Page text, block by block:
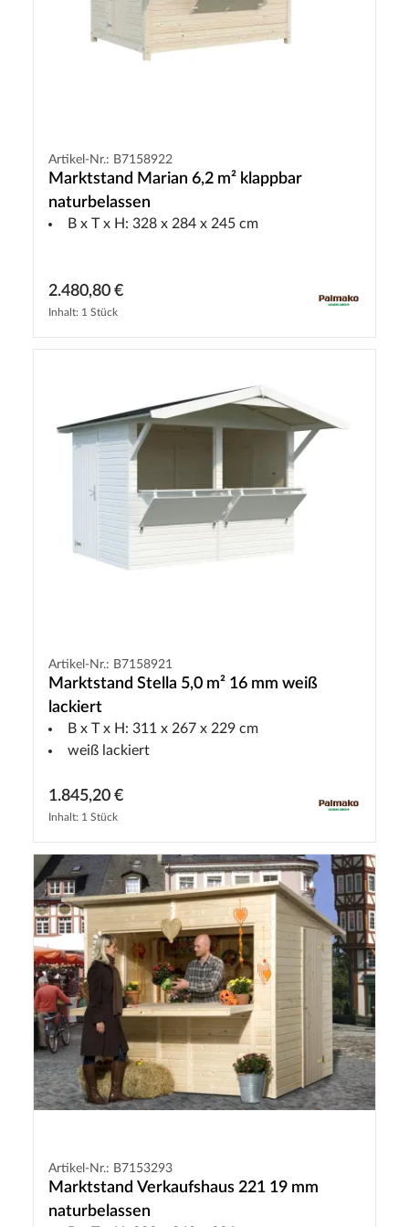
Artikel-Nr.: B7158922
Marktstand Marian 6,2 m² klappbar
naturbelassen
B x T x H: 328 x 284 x 245 cm
2.480,80 €
Inhalt: 1 Stück
Artikel-Nr.: B7158921
Marktstand Stella 5,0 m² 16 mm weiß
lackiert
B x T x H: 311 x 267 x 229 cm
weiß lackiert
1.845,20 €
Inhalt: 1 Stück
Artikel-Nr.: B7153293
Marktstand Verkaufshaus 221 19 mm
naturbelassen